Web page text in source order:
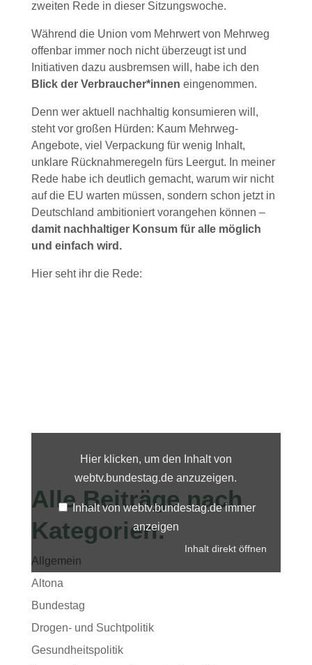
zweiten Rede in dieser Sitzungswoche.
Während die Union vom Mehrwert von Mehrweg
offenbar immer noch nicht überzeugt ist und
Initiativen dazu ausbremsen will, habe ich den
Blick der Verbraucher*innen eingenommen.
Denn wer aktuell nachhaltig konsumieren will,
steht vor großen Hürden: Kaum Mehrweg-
Angebote, viel Verpackung für wenig Inhalt,
unklare Rücknahmeregeln fürs Leergut. In meiner
Rede habe ich deutlich gemacht, warum wir nicht
auf die EU warten müssen, sondern schon jetzt in
Deutschland ambitioniert vorangehen können –
damit nachhaltiger Konsum für alle möglich
und einfach wird.
Hier seht ihr die Rede:
webtv.bundestag.deHier klicken, um den Inhalt von
webtv.bundestag.de anzuzeigen.
Inhalt von webtv.bundestag.de immer
anzeigen
Inhalt direkt öffnen
Alle Beiträge nach
Kategorien:
Allgemein
Altona
Bundestag
Drogen- und Suchtpolitik
Gesundheitspolitik